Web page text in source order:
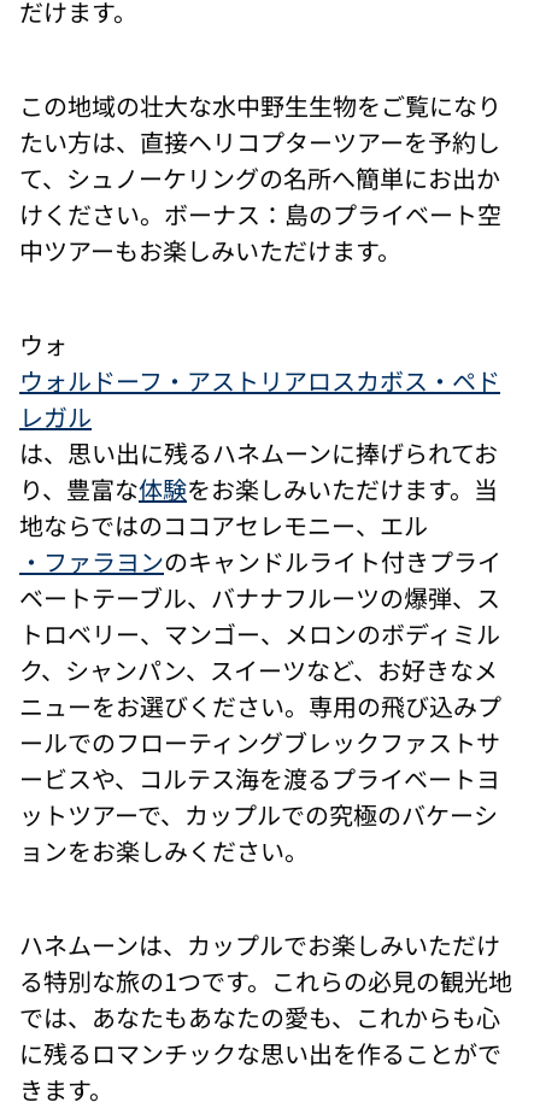
だけます。
この地域の壮大な水中野生生物をご覧になり
たい方は、直接ヘリコプターツアーを予約し
て、シュノーケリングの名所へ簡単にお出か
けください。ボーナス：島のプライベート空
中ツアーもお楽しみいただけます。
ウォ
ウォルドーフ・アストリアロスカボス・ペド
レガル
は、思い出に残るハネムーンに捧げられてお
り、豊富な体験をお楽しみいただけます。当
地ならではのココアセレモニー、エル
・ファラヨンのキャンドルライト付きプライ
ベートテーブル、バナナフルーツの爆弾、ス
トロベリー、マンゴー、メロンのボディミル
ク、シャンパン、スイーツなど、お好きなメ
ニューをお選びください。専用の飛び込みプ
ールでのフローティングブレックファストサ
ービスや、コルテス海を渡るプライベートヨ
ットツアーで、カップルでの究極のバケーシ
ョンをお楽しみください。
ハネムーンは、カップルでお楽しみいただけ
る特別な旅の1つです。これらの必見の観光地
では、あなたもあなたの愛も、これからも心
に残るロマンチックな思い出を作ることがで
きます。